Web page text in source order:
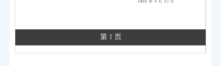
第 1 页